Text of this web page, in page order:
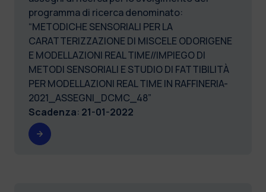
programma di ricerca denominato:
“METODICHE SENSORIALI PER LA
CARATTERIZZAZIONE DI MISCELE ODORIGENE
E MODELLAZIONI REAL TIME//IMPIEGO DI
METODI SENSORIALI E STUDIO DI FATTIBILITÀ
PER MODELLAZIONI REAL TIME IN RAFFINERIA-
2021_ASSEGNI_DCMC_48”
Scadenza: 21-01-2022